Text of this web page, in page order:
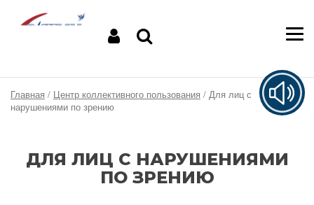
Главная / Центр коллективного пользования / Для лиц с
нарушениями по зрению
ДЛЯ ЛИЦ С НАРУШЕНИЯМИ
ПО ЗРЕНИЮ